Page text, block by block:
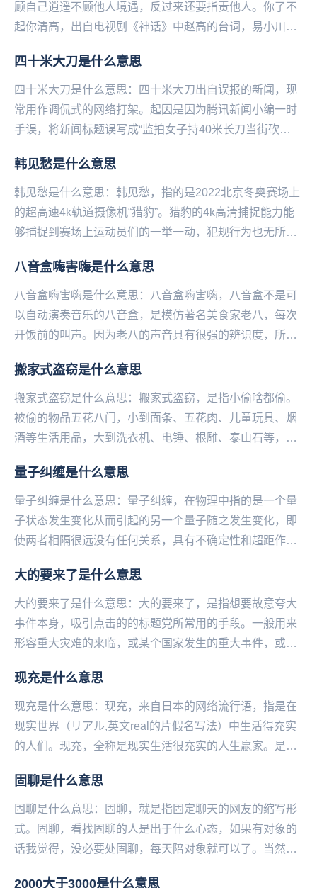
顾自己‌‌‌‌‌‌‌‌‌‌‌‌‌逍遥不顾他人境遇，反过来还要指责他人。你了不
起你清高，出自电视剧《神话》中赵高的台词，易小川骂
四十米大刀是什么意思
四十米大刀是什么意思：四十米大刀出自误报的新闻，现
常用作调侃式的网络打架。起因是因为腾讯新闻小编一时
手误，将新闻标题误写成“监拍女子持40米长刀当街砍
韩见愁是什么意思
韩见愁是什么意思：韩见愁，指的是2022北京冬‌‌‌‌‌‌‌‌‌‌‌‌奥赛场上
的超高速4k轨道摄像机“猎豹”。猎豹的4k高清捕捉能力能
够捕捉到赛场上运动员们的一举一动，犯规行为也无所遁
八音盒嗨害嗨是什么意思
八音盒嗨害嗨是什么意思：八音盒嗨害嗨，八音盒不是可
以自动演奏音乐的八音盒，是模仿著名美食家老八，每次
开饭前的叫声。因为老八的声音具有很强的辨识度，所以
多...
搬家式盗窃是什么意思
搬家式盗窃是什么意思：搬家式盗窃，是指小偷啥都偷。
被偷的物品五花八门，小到面条、五花肉、儿童玩具、烟
酒等生活用品，大到洗衣机、电锤、根雕、泰山石等，一
拿。...
量子纠缠是什么意思
量子纠缠是什么意思：量子纠缠，在物理中指的是一个量
子状态发生变化从而引起的另一个量子随之发生变化，即
使两者相隔很远没有任何关系，具有不确定性和超距作
大的要来了是什么意思
大的要来了是什么意思：大的要来了，是指想要故意夸大
事件本身，吸引点击的的标题党所常用的手段。一般用来
形容重大灾难的来临，或某个国家发生的重大事件，或自
现充是什么意思
现充是什么意思：现充，来自日本的网络流行语，指是在
现实世界（リアル,英文real的片假名写法）中生活得充实
的人们。现充，全称是现实生活很充实的人生赢家。是许
固聊是什么意思
固聊是什么意思：固聊，就是指固定聊天的网友的缩写形
式。固聊，看找固聊的人是出于什么心态，如果有对象的
话我觉得，没必要处固聊，每天陪对象就可以了。当然也
2000大于3000是什么意思